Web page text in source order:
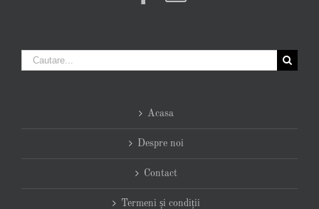
Cautare...
Acasa
Despre noi
Contact
Termeni și condiții